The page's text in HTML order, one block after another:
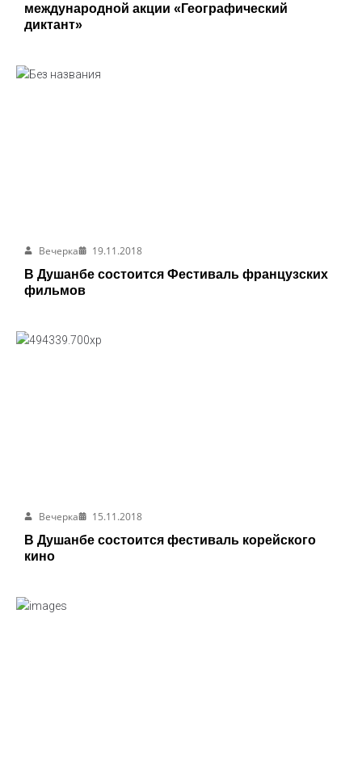
международной акции «Географический
диктант»
Вечерка
19.11.2018
В Душанбе состоится Фестиваль французских
фильмов
Вечерка
15.11.2018
В Душанбе состоится фестиваль корейского
кино